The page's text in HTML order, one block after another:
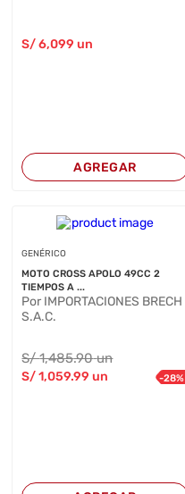
S/6,099 un
AGREGAR
GENÉRICO
MOTO CROSS APOLO 49CC 2
TIEMPOS A ...
Por IMPORTACIONES BRECH
S.A.C.
S/1,485.90 un
S/1,059.99 un -28%